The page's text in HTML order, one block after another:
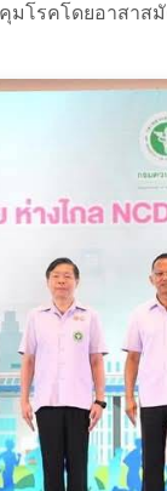
รคโดยอาสาส